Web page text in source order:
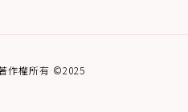
作權所有 ©2025